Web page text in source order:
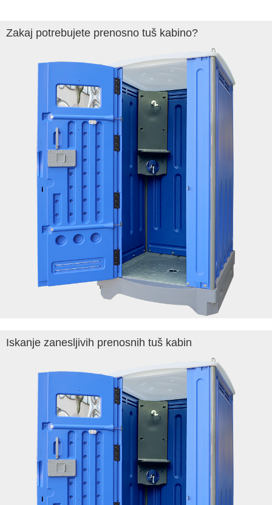
Zakaj potrebujete prenosno tuš kabino?
Iskanje zanesljivih prenosnih tuš kabin